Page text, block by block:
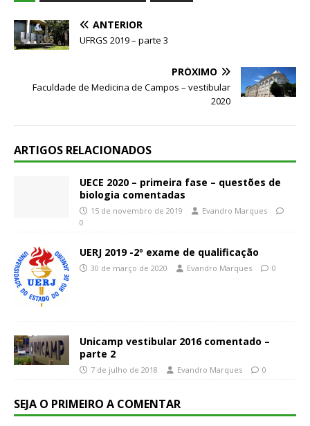
ANTERIOR
UFRGS 2019 – parte 3
PRÓXIMO
Faculdade de Medicina de Campos – vestibular
2020
ARTIGOS RELACIONADOS
UECE 2020 – primeira fase – questões de
biologia comentadas
15 de novembro de 2019
Evandro Marques
0
UERJ 2019 -2º exame de qualificação
30 de março de 2020 Evandro Marques 0
Unicamp vestibular 2016 comentado –
parte 2
7 de julho de 2018 Evandro Marques 0
SEJA O PRIMEIRO A COMENTAR